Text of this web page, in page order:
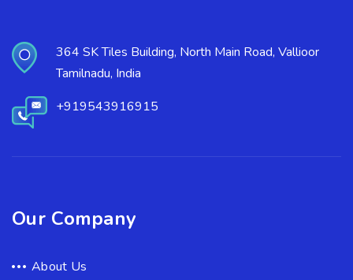
364 SK Tiles Building, North Main Road, Vallioor
Tamilnadu, India
+919543916915
Our Company
About Us